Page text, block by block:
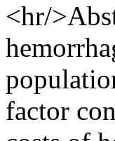
<hr/
factor